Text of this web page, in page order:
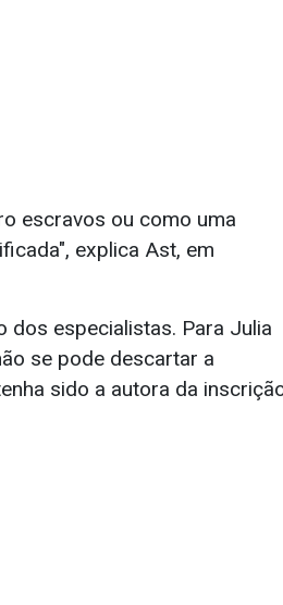
escravos ou como uma
explica Ast, em
dos especialistas. Para Julia
se pode descartar a
sido a autora da